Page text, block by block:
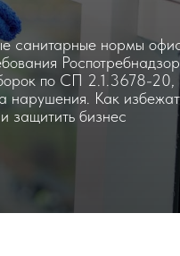
санитарные нормы
по СП 2.1.3678-20,
нарушения. Как
защитить бизнес